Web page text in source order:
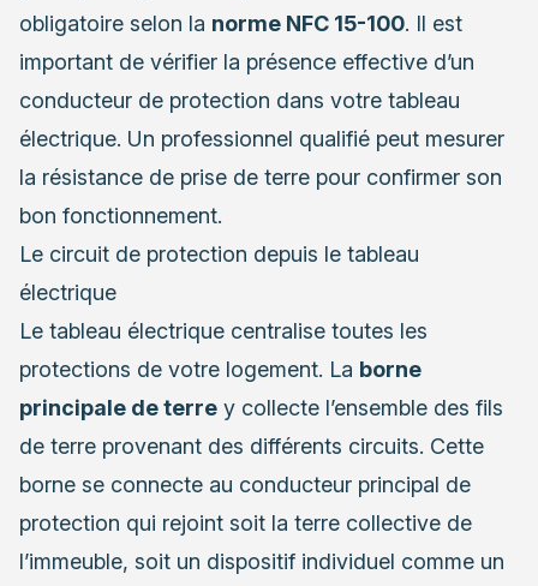
obligatoire selon la norme NFC 15-100. Il est
important de vérifier la présence effective d’un
conducteur de protection dans votre tableau
électrique. Un professionnel qualifié peut mesurer
la résistance de prise de terre pour confirmer son
bon fonctionnement.
Le circuit de protection depuis le tableau
électrique
Le tableau électrique centralise toutes les
protections de votre logement. La borne
principale de terre y collecte l’ensemble des fils
de terre provenant des différents circuits. Cette
borne se connecte au conducteur principal de
protection qui rejoint soit la terre collective de
l’immeuble, soit un dispositif individuel comme un